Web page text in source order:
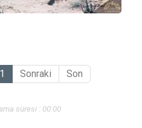
1 Sonraki Son
süresi : 00:00